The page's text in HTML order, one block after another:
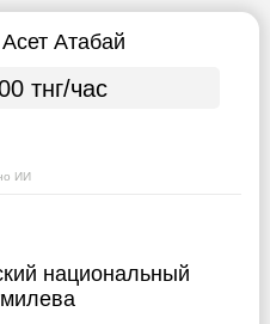
Асет Атабай
тнг/час
ИИ
национальный